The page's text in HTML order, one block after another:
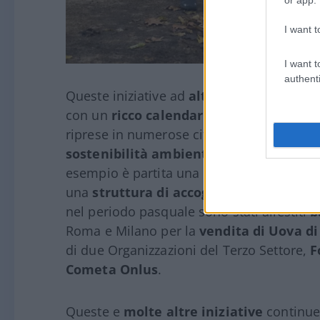
I want
I want
Queste iniziative ad alto valore civico
con un ricco calendario di interventi
riprese in numerose città italiane le
sostenibilità ambientale
e alla
esempio è partita una
una struttura di accoglienza integrata
nel periodo pasquale sono stati allestiti
Roma e Milano per lavendita di Uova
di due Organizzazioni del Terzo Settore,
Cometa Onlus.
Queste e molte altre iniziative